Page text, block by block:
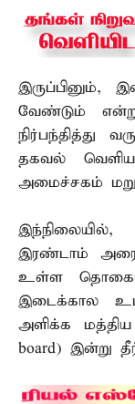
இருப்பினும்,
வேண்டும்
நிர்பந்தித்து
தகவல்
அமைச்சகம்
இரண்டாம் அரை
உள்ள
இடைக்கால
அளிக்க
board) இன்று